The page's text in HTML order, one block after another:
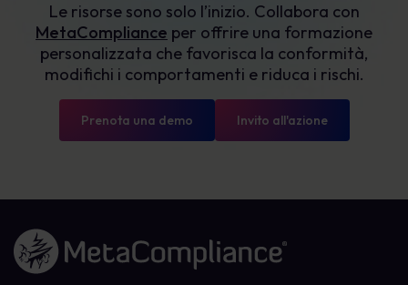
Le risorse sono solo l’inizio. Collabora con
MetaCompliance per offrire una formazione
personalizzata che favorisca la conformità,
modifichi i comportamenti e riduca i rischi.
Prenota una demo Invito all'azione
Link alla homepage